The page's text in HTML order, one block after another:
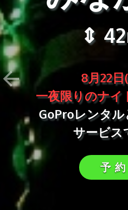
⇕
8月22
一夜限りのナイ
GoProレンタ
サービス
予 約